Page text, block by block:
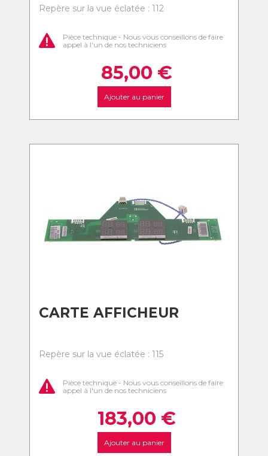
Repère sur la vue éclatée : 112
Pièce technique - Nous vous conseillons de faire
appel à l'un de nos techniciens
85,00 €
Ajouter au panier
CARTE AFFICHEUR
Repère sur la vue éclatée : 115
Pièce technique - Nous vous conseillons de faire
appel à l'un de nos techniciens
183,00 €
Ajouter au panier